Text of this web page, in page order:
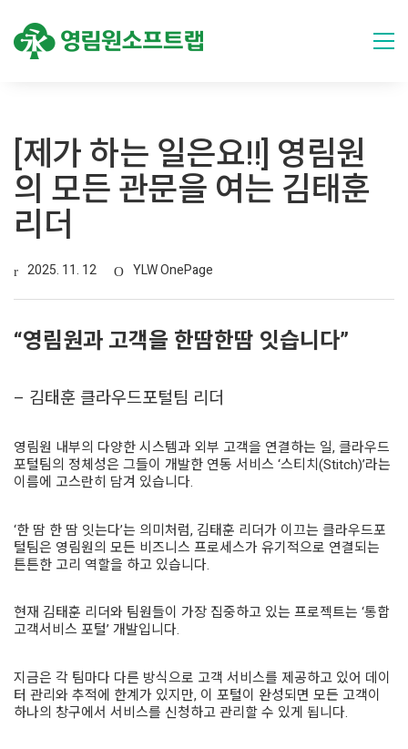
[제가 하는 일은요!!] 영림원
의 모든 관문을 여는 김태훈
리더
2025. 11. 12 YLW OnePage
“영림원과 고객을 한땀한땀 잇습니다”
– 김태훈 클라우드포털팀 리더
영림원 내부의 다양한 시스템과 외부 고객을 연결하는 일, 클라우드
포털팀의 정체성은 그들이 개발한 연동 서비스 ‘스티치(Stitch)’라는
이름에 고스란히 담겨 있습니다.
‘한 땀 한 땀 잇는다’는 의미처럼, 김태훈 리더가 이끄는 클라우드포
털팀은 영림원의 모든 비즈니스 프로세스가 유기적으로 연결되는
튼튼한 고리 역할을 하고 있습니다.
현재 김태훈 리더와 팀원들이 가장 집중하고 있는 프로젝트는 ‘통합
고객서비스 포털’ 개발입니다.
지금은 각 팀마다 다른 방식으로 고객 서비스를 제공하고 있어 데이
터 관리와 추적에 한계가 있지만, 이 포털이 완성되면 모든 고객이
하나의 창구에서 서비스를 신청하고 관리할 수 있게 됩니다.